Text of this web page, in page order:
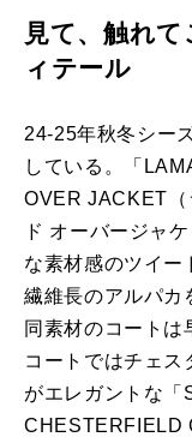
見て、触れ
ィテール
24-25年秋冬シー
している。「
OVER JACKET（
ド オーバージャ
な素材感のツイー
繊維長のアルパカ
同素材のコートは
コートではチェス
がエレガントな
CHESTERFIELD